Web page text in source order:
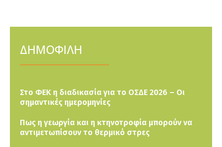
ΔΗΜΟΦΙΛΗ
Στο ΦΕΚ η διαδικασία για το ΟΣΔΕ 2026 – Οι
σημαντικές ημερομηνίες
Πως η γεωργία και η κτηνοτροφία μπορούν να
αντιμετωπίσουν το θερμικό στρες